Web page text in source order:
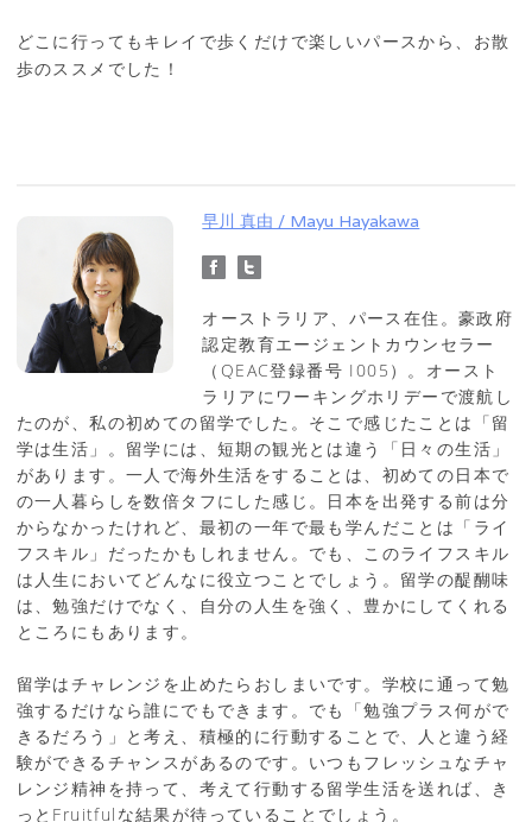
どこに行ってもキレイで歩くだけで楽しいパースから、お散
歩のススメでした！
早川 真由 / Mayu Hayakawa
オーストラリア、パース在住。豪政府
認定教育エージェントカウンセラー
（QEAC登録番号 I005）。オースト
ラリアにワーキングホリデーで渡航し
たのが、私の初めての留学でした。そこで感じたことは「留
学は生活」。留学には、短期の観光とは違う「日々の生活」
があります。一人で海外生活をすることは、初めての日本で
の一人暮らしを数倍タフにした感じ。日本を出発する前は分
からなかったけれど、最初の一年で最も学んだことは「ライ
フスキル」だったかもしれません。でも、このライフスキル
は人生においてどんなに役立つことでしょう。留学の醍醐味
は、勉強だけでなく、自分の人生を強く、豊かにしてくれる
ところにもあります。
留学はチャレンジを止めたらおしまいです。学校に通って勉
強するだけなら誰にでもできます。でも「勉強プラス何がで
きるだろう」と考え、積極的に行動することで、人と違う経
験ができるチャンスがあるのです。いつもフレッシュなチャ
レンジ精神を持って、考えて行動する留学生活を送れば、き
っとFruitfulな結果が待っていることでしょう。